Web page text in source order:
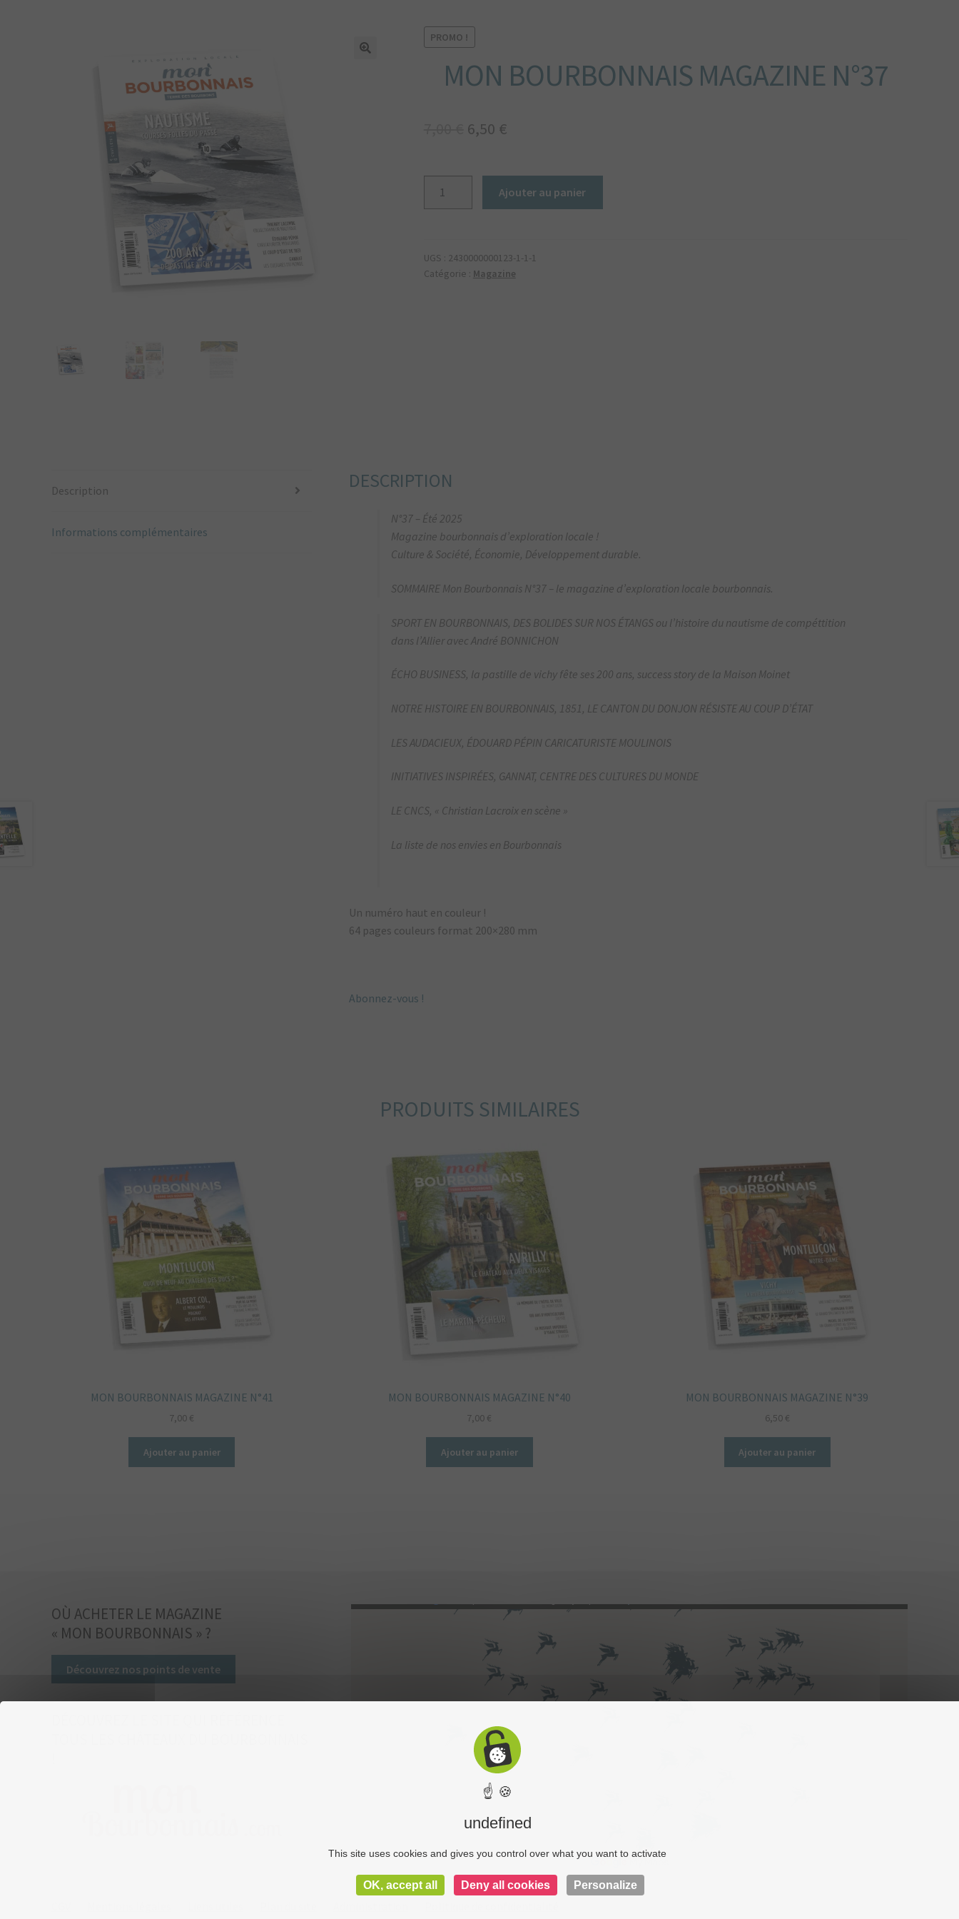
PROMO !
MON BOURBONNAIS MAGAZINE N°37
Le
initial
était :
6,50 €Le
actuel
est :
magazine
n°37
Ajouter au panier
UGS : 2430000000123-1-1-1
Catégorie : Magazine
Description
Informations complémentaires
DESCRIPTION
N°37 – Été 2025
Magazine bourbonnais d’exploration locale !
Culture & Société, Économie, Développement durable.
SOMMAIRE Mon Bourbonnais N°37 – le magazine d’exploration locale bourbonnais.
SPORT EN BOURBONNAIS, DES BOLIDES SUR NOS ÉTANGS ou l’histoire du nautisme de compéttition
dans l’Allier avec André BONNICHON
ÉCHO BUSINESS, la pastille de vichy fête ses 200 ans, success story de la Maison Moinet
NOTRE HISTOIRE EN BOURBONNAIS, 1851, LE CANTON DU DONJON RÉSISTE AU COUP D’ÉTAT
LES AUDACIEUX, ÉDOUARD PÉPIN CARICATURISTE MOULINOIS
INITIATIVES INSPIRÉES, GANNAT, CENTRE DES CULTURES DU MONDE
LE CNCS, « Christian Lacroix en scène »
La liste de nos envies en Bourbonnais
Un numéro haut en couleur !
64 pages couleurs format 200×280 mm
Abonnez-vous !
PRODUITS SIMILAIRES
MON BOURBONNAIS MAGAZINE N°41
7,00 €
Ajouter au panier
MON BOURBONNAIS MAGAZINE N°40
7,00 €
Ajouter au panier
MON BOURBONNAIS MAGAZINE N°39
6,50 €
Ajouter au panier
OÙ ACHETER LE MAGAZINE
« MON BOURBONNAIS » ?
Découvrez nos points de vente
☝ 🍪
undefined
This site uses cookies and gives you control over what you want to activate
OK, accept all Deny all cookies Personalize